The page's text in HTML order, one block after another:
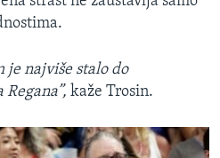
je najviše stalo do
kaže Trosin.